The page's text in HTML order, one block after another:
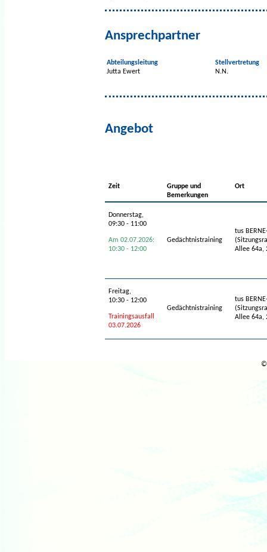
Ansprechpartner
Abteilungsleitung
Jutta Ewert
Stellvertretung
N.N.
Angebot
Zeit
Gruppe und
Bemerkungen
Ort
Donnerstag,
09:30 - 11:00
Am 02.07.2026:
10:30 - 12:00
Gedächtnistraining
tus
Allee 64a,
Freitag,
10:30 - 12:00
Trainingsausfall
03.07.2026
Gedächtnistraining
tus
Allee 64a,
©